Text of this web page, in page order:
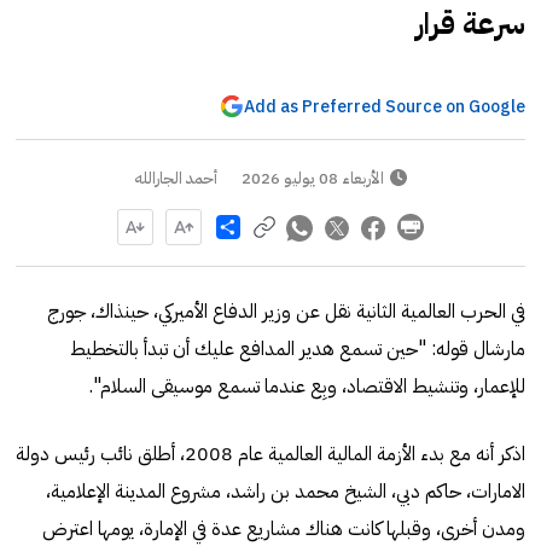
سرعة قرار
Add as Preferred Source on Google
الأربعاء 08 يوليو 2026 أحمد الجارالله
Share
في الحرب العالمية الثانية نقل عن وزير الدفاع الأميركي، حينذاك، جورج
مارشال قوله: "حين تسمع هدير المدافع عليك أن تبدأ بالتخطيط
للإعمار، وتنشيط الاقتصاد، وبِع عندما تسمع موسيقى السلام".
اذكر أنه مع بدء الأزمة المالية العالمية عام 2008، أطلق نائب رئيس دولة
الامارات، حاكم دبي، الشيخ محمد بن راشد، مشروع المدينة الإعلامية،
ومدن أخرى، وقبلها كانت هناك مشاريع عدة في الإمارة، يومها اعترض